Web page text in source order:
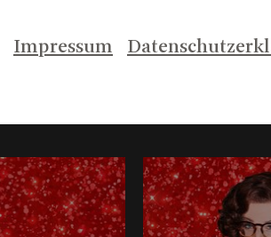
Impressum